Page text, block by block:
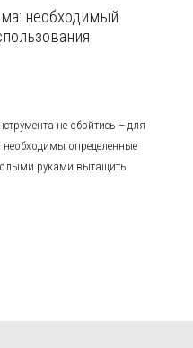
необходимый
не обойтись – для
определенные
руками вытащить